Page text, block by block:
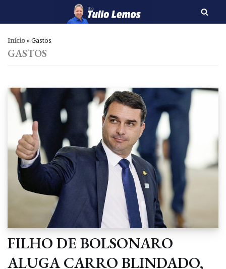
para
o
Início»Gastos
GASTOS
FILHO DE BOLSONARO
ALUGA CARRO BLINDADO,